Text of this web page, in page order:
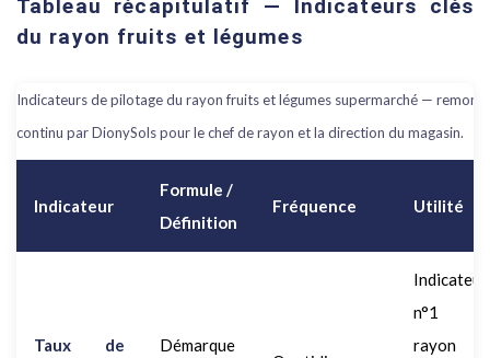
Tableau récapitulatif — Indicateurs clés
du rayon fruits et légumes
Indicateurs de pilotage du rayon fruits et légumes supermarché —
continu par DionySols pour le chef de rayon et la direction du magasin.
Indicateur
Formule /
Définition
Fréquence Utilité
Taux de
Démarque
Indicateur
n°1
rayon